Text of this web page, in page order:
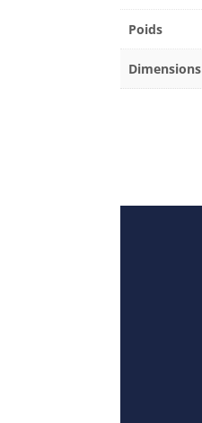
Poids
Dimensions